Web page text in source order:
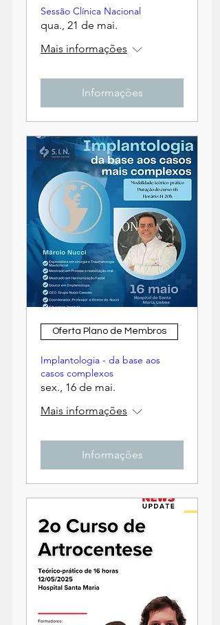
Sessão Clínica Nacional
qua., 21 de mai.
Mais informações
Informações
Oferta Plano de Membros
Implantologia - da base aos
casos complexos
sex., 16 de mai.
Mais informações
Informações